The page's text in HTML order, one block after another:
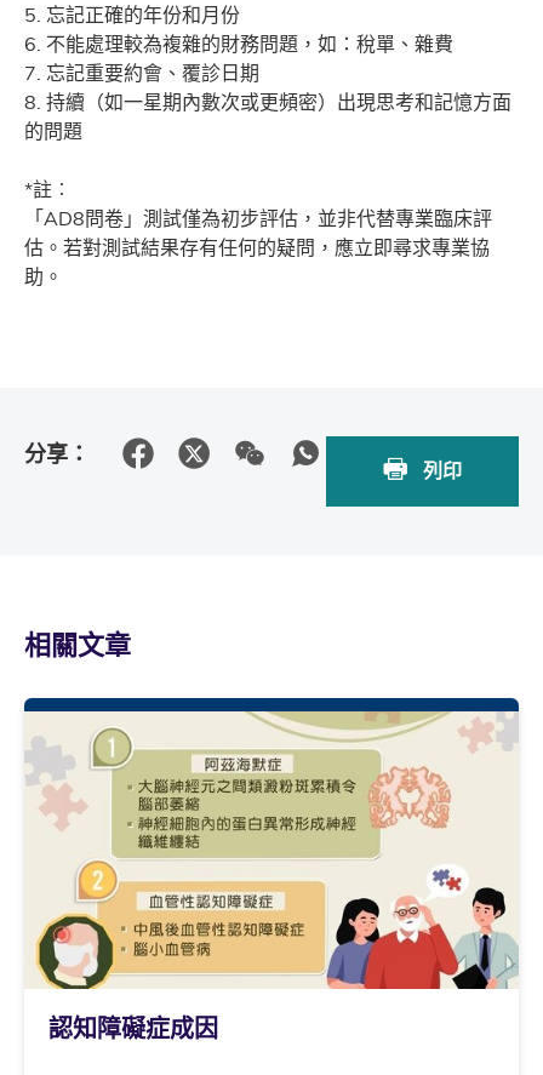
5. 忘記正確的年份和月份
6. 不能處理較為複雜的財務問題，如：稅單、雜費
7. 忘記重要約會、覆診日期
8. 持續（如一星期內數次或更頻密）出現思考和記憶方面
的問題
*註︰
「AD8問卷」測試僅為初步評估，並非代替專業臨床評
估。若對測試結果存有任何的疑問，應立即尋求專業協
助。
分享：
列印
相關文章
認知障礙症成因